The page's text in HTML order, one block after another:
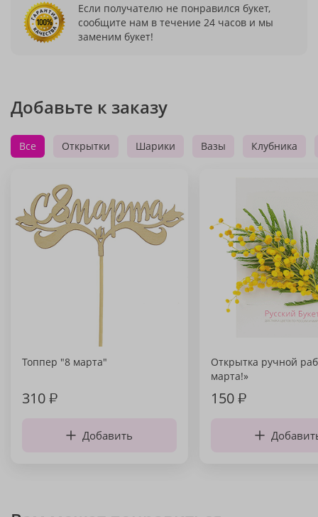
Если получателю не понравился букет,
сообщите нам в течение 24 часов и мы
заменим букет!
Добавьте к заказу
Все Открытки Шарики Вазы Клубника
Топпер "8 марта"
310₽
Добавить
Открытка ручной
марта!»
150₽